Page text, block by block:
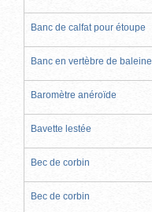
Banc de calfat pour étoupe
Banc en vertèbre de baleine
Baromètre anéroïde
Bavette lestée
Bec de corbin
Bec de corbin